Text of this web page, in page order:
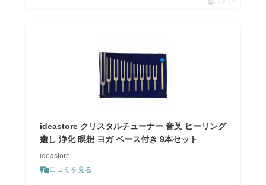
ポチップ
ideastore クリスタルチューナー 音叉 ヒーリング
癒し 浄化 瞑想 ヨガ ベース付き 9本セット
ideastore
口コミを見る